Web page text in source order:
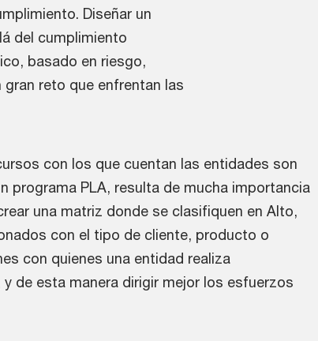
Diseñar un
del cumplimiento
basado en riesgo,
reto que enfrentan las
con los que cuentan las entidades son
programa PLA, resulta de mucha importancia
una matriz donde se clasifiquen en Alto,
con el tipo de cliente, producto o
con quienes una entidad realiza
de esta manera dirigir mejor los esfuerzos